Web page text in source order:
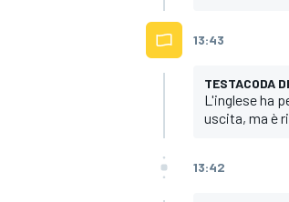
13:43
TESTACODA
L'inglese ha
uscita, ma è
13:42